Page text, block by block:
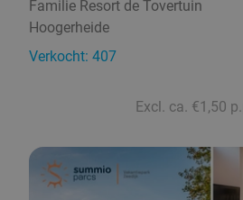
Familie Resort de Tovertuin
Hoogerheide
Verkocht: 407
Excl. ca. €1,50